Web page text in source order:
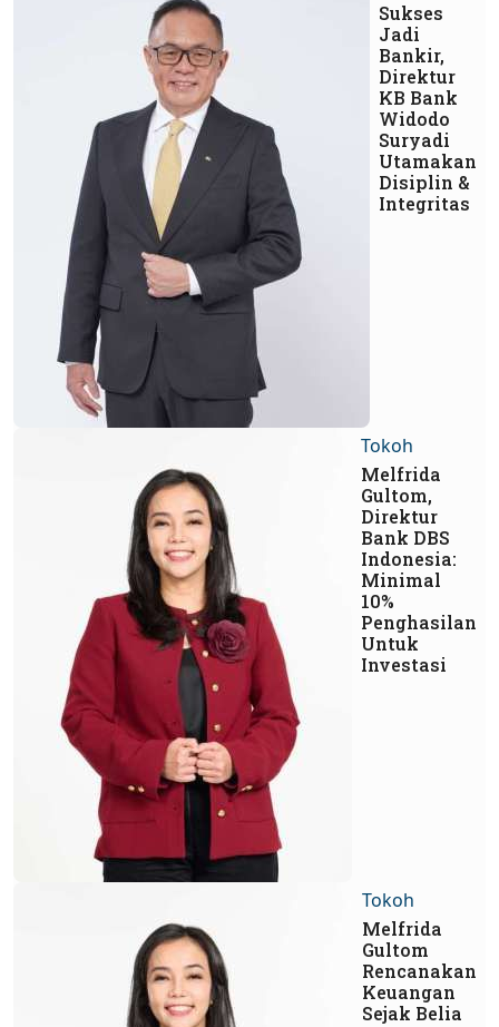
Sukses
Jadi
Bankir,
Direktur
KB Bank
Widodo
Suryadi
Utamakan
Disiplin &
Integritas
Tokoh
Melfrida
Gultom,
Direktur
Bank DBS
Indonesia:
Minimal
10%
Penghasilan
Untuk
Investasi
Tokoh
Melfrida
Gultom
Rencanakan
Keuangan
Sejak Belia